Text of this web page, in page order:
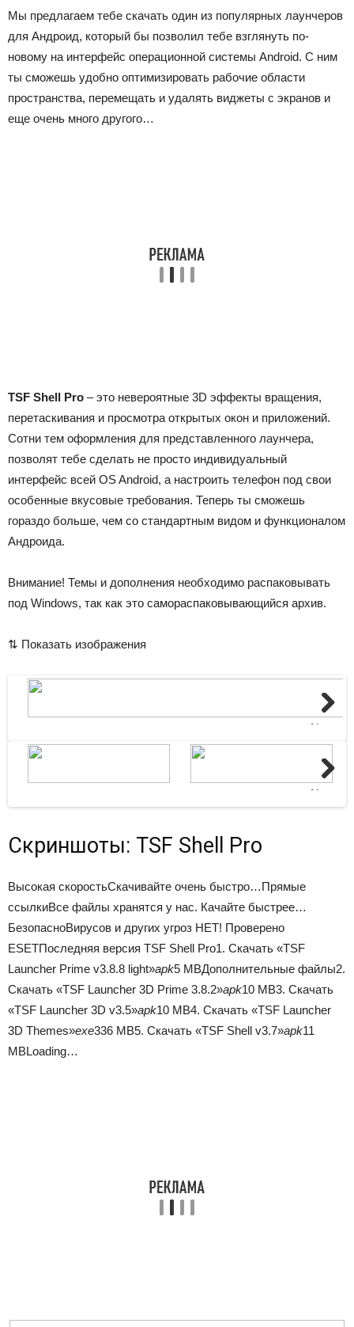
Мы предлагаем тебе скачать один из популярных лаунчеров
для Андроид, который бы позволил тебе взглянуть по-
новому на интерфейс операционной системы Android. С ним
ты сможешь удобно оптимизировать рабочие области
пространства, перемещать и удалять виджеты с экранов и
еще очень много другого…
TSF Shell Pro – это невероятные 3D эффекты вращения,
перетаскивания и просмотра открытых окон и приложений.
Сотни тем оформления для представленного лаунчера,
позволят тебе сделать не просто индивидуальный
интерфейс всей OS Android, а настроить телефон под свои
особенные вкусовые требования. Теперь ты сможешь
гораздо больше, чем со стандартным видом и функционалом
Андроида.
Внимание! Темы и дополнения необходимо распаковывать
под Windows, так как это самораспаковывающийся архив.
⇅ Показать изображения
Next
Next
Скриншоты: TSF Shell Pro
Высокая скоростьСкачивайте очень быстро…Прямые
ссылкиВсе файлы хранятся у нас. Качайте быстрее…
БезопасноВирусов и других угроз НЕТ! Проверено
ESETПоследняя версия TSF Shell Pro1. Скачать «TSF
Launcher Prime v3.8.8 light»apk5 MBДополнительные файлы2.
Скачать «TSF Launcher 3D Prime 3.8.2»apk10 MB3. Скачать
«TSF Launcher 3D v3.5»apk10 MB4. Скачать «TSF Launcher
3D Themes»exe336 MB5. Скачать «TSF Shell v3.7»apk11
MBLoading…